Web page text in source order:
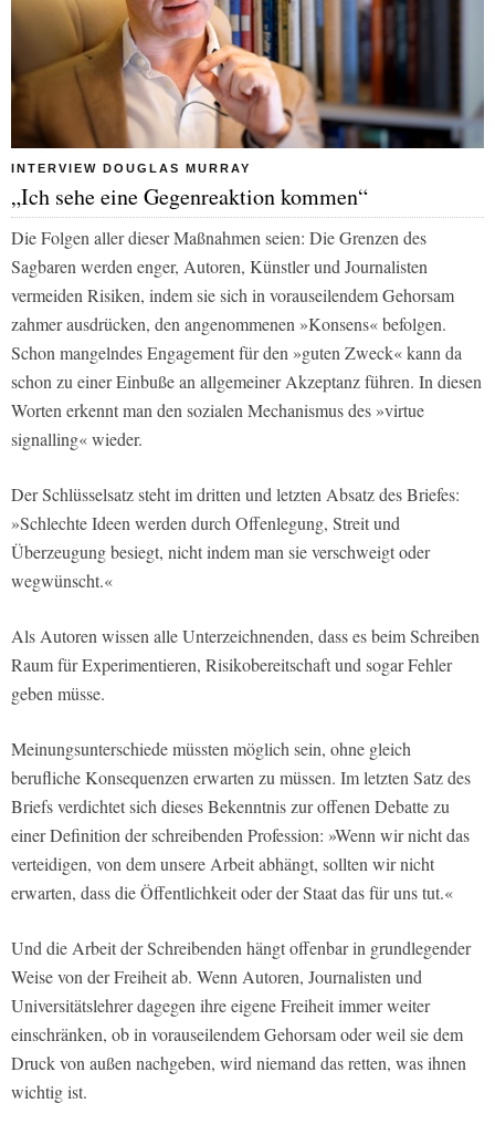
INTERVIEW DOUGLAS MURRAY
„Ich sehe eine Gegenreaktion kommen“
Die Folgen aller dieser Maßnahmen seien: Die Grenzen des
Sagbaren werden enger, Autoren, Künstler und Journalisten
vermeiden Risiken, indem sie sich in vorauseilendem Gehorsam
zahmer ausdrücken, den angenommenen »Konsens« befolgen.
Schon mangelndes Engagement für den »guten Zweck« kann da
schon zu einer Einbuße an allgemeiner Akzeptanz führen. In diesen
Worten erkennt man den sozialen Mechanismus des »virtue
signalling« wieder.
Der Schlüsselsatz steht im dritten und letzten Absatz des Briefes:
»Schlechte Ideen werden durch Offenlegung, Streit und
Überzeugung besiegt, nicht indem man sie verschweigt oder
wegwünscht.«
Als Autoren wissen alle Unterzeichnenden, dass es beim Schreiben
Raum für Experimentieren, Risikobereitschaft und sogar Fehler
geben müsse.
Meinungsunterschiede müssten möglich sein, ohne gleich
berufliche Konsequenzen erwarten zu müssen. Im letzten Satz des
Briefs verdichtet sich dieses Bekenntnis zur offenen Debatte zu
einer Definition der schreibenden Profession: »Wenn wir nicht das
verteidigen, von dem unsere Arbeit abhängt, sollten wir nicht
erwarten, dass die Öffentlichkeit oder der Staat das für uns tut.«
Und die Arbeit der Schreibenden hängt offenbar in grundlegender
Weise von der Freiheit ab. Wenn Autoren, Journalisten und
Universitätslehrer dagegen ihre eigene Freiheit immer weiter
einschränken, ob in vorauseilendem Gehorsam oder weil sie dem
Druck von außen nachgeben, wird niemand das retten, was ihnen
wichtig ist.